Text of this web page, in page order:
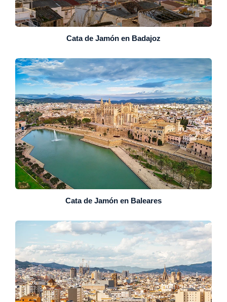
Cata de Jamón en Badajoz
Cata de Jamón en Baleares